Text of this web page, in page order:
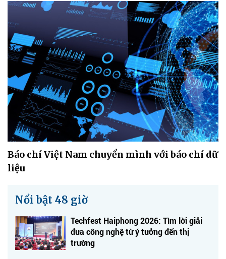
Báo chí Việt Nam chuyển mình với báo chí dữ
liệu
Nổi bật 48 giờ
Techfest Haiphong 2026: Tìm lời giải
đưa công nghệ từ ý tưởng đến thị
trường